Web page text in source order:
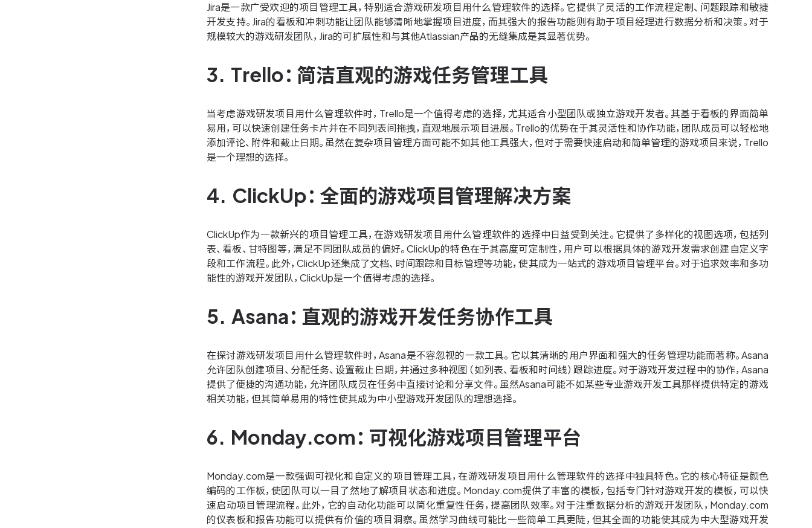
Jira是一款广受欢迎的项目管理工具，特别适合游戏研发项目用什么管理软件的选择。它提供了灵活的工作流程定制、问题跟踪和敏捷
开发支持。Jira的看板和冲刺功能让团队能够清晰地掌握项目进度，而其强大的报告功能则有助于项目经理进行数据分析和决策。对于
规模较大的游戏研发团队，Jira的可扩展性和与其他Atlassian产品的无缝集成是其显著优势。
3. Trello：简洁直观的游戏任务管理工具
当考虑游戏研发项目用什么管理软件时，Trello是一个值得考虑的选择，尤其适合小型团队或独立游戏开发者。其基于看板的界面简单
易用，可以快速创建任务卡片并在不同列表间拖拽，直观地展示项目进展。Trello的优势在于其灵活性和协作功能，团队成员可以轻松地
添加评论、附件和截止日期。虽然在复杂项目管理方面可能不如其他工具强大，但对于需要快速启动和简单管理的游戏项目来说，Trello
是一个理想的选择。
4. ClickUp：全面的游戏项目管理解决方案
ClickUp作为一款新兴的项目管理工具，在游戏研发项目用什么管理软件的选择中日益受到关注。它提供了多样化的视图选项，包括列
表、看板、甘特图等，满足不同团队成员的偏好。ClickUp的特色在于其高度可定制性，用户可以根据具体的游戏开发需求创建自定义字
段和工作流程。此外，ClickUp还集成了文档、时间跟踪和目标管理等功能，使其成为一站式的游戏项目管理平台。对于追求效率和多功
能性的游戏开发团队，ClickUp是一个值得考虑的选择。
5. Asana：直观的游戏开发任务协作工具
在探讨游戏研发项目用什么管理软件时，Asana是不容忽视的一款工具。它以其清晰的用户界面和强大的任务管理功能而著称。Asana
允许团队创建项目、分配任务、设置截止日期，并通过多种视图（如列表、看板和时间线）跟踪进度。对于游戏开发过程中的协作，Asana
提供了便捷的沟通功能，允许团队成员在任务中直接讨论和分享文件。虽然Asana可能不如某些专业游戏开发工具那样提供特定的游戏
相关功能，但其简单易用的特性使其成为中小型游戏开发团队的理想选择。
6. Monday.com：可视化游戏项目管理平台
Monday.com是一款强调可视化和自定义的项目管理工具，在游戏研发项目用什么管理软件的选择中独具特色。它的核心特征是颜色
编码的工作板，使团队可以一目了然地了解项目状态和进度。Monday.com提供了丰富的模板，包括专门针对游戏开发的模板，可以快
速启动项目管理流程。此外，它的自动化功能可以简化重复性任务，提高团队效率。对于注重数据分析的游戏开发团队，Monday.com
的仪表板和报告功能可以提供有价值的项目洞察。虽然学习曲线可能比一些简单工具更陡，但其全面的功能使其成为中大型游戏开发